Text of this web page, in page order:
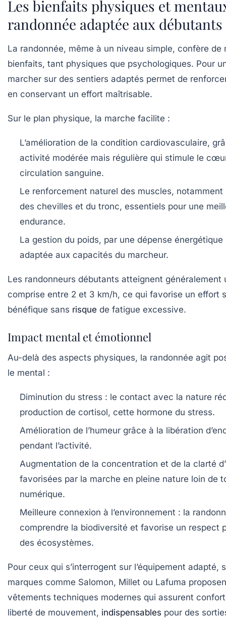
Les bienfaits physiques et
randonnée adaptée aux débutants
La randonnée, même à un niveau simple, confère de
bienfaits, tant physiques que psychologiques. Pour
marcher sur des sentiers adaptés permet de
en conservant un effort maîtrisable.
Sur le plan physique, la marche facilite :
L’amélioration de la condition cardiovasculaire,
activité modérée mais régulière qui stimule le
circulation sanguine.
Le renforcement naturel des muscles, notamment
des chevilles et du tronc, essentiels pour une
endurance.
La gestion du poids, par une dépense
adaptée aux capacités du marcheur.
Les randonneurs débutants atteignent généralement
comprise entre 2 et 3 km/h, ce qui favorise un effort
bénéfique sans risque de fatigue excessive.
Impact mental et émotionnel
Au-delà des aspects physiques, la randonnée agit
le mental :
Diminution du stress : le contact avec la nature
production de cortisol, cette hormone du stress.
Amélioration de l’humeur grâce à la libération
pendant l’activité.
Augmentation de la concentration et de la clarté
favorisées par la marche en pleine nature loin de
numérique.
Meilleure connexion à l’environnement : la
comprendre la biodiversité et favorise un respect
des écosystèmes.
Pour ceux qui s’interrogent sur l’équipement adapté,
marques comme Salomon, Millet ou Lafuma
vêtements techniques modernes qui assurent
liberté de mouvement, indispensables pour des